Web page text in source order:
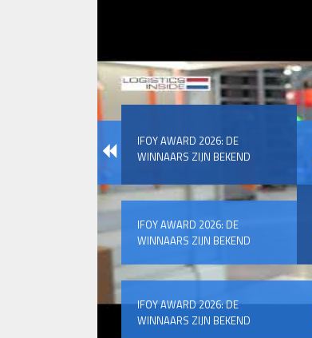
IFOY AWARD 2026: DE
WINNAARS ZIJN BEKEND
IFOY AWARD 2026: DE
WINNAARS ZIJN BEKEND
IFOY AWARD 2026: DE
WINNAARS ZIJN BEKEND